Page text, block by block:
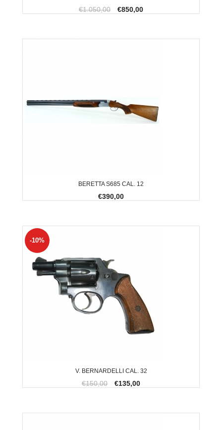
€1.050,00 €850,00
BERETTA S685 CAL. 12
€390,00
V. BERNARDELLI CAL. 32
-10%
€150,00 €135,00